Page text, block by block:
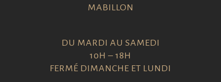
MABILLON
DU MARDI AU SAMEDI
10H – 18H
FERMÉ DIMANCHE ET LUNDI